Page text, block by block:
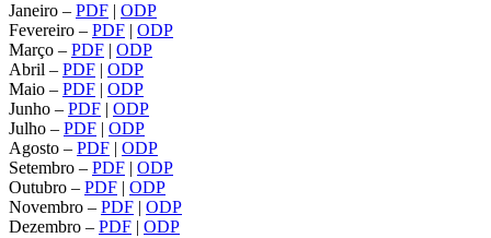
Janeiro – PDF | ODP
Fevereiro – PDF | ODP
Março – PDF | ODP
Abril – PDF | ODP
Maio – PDF | ODP
Junho – PDF | ODP
Julho – PDF | ODP
Agosto – PDF | ODP
Setembro – PDF | ODP
Outubro – PDF | ODP
Novembro – PDF | ODP
Dezembro – PDF | ODP